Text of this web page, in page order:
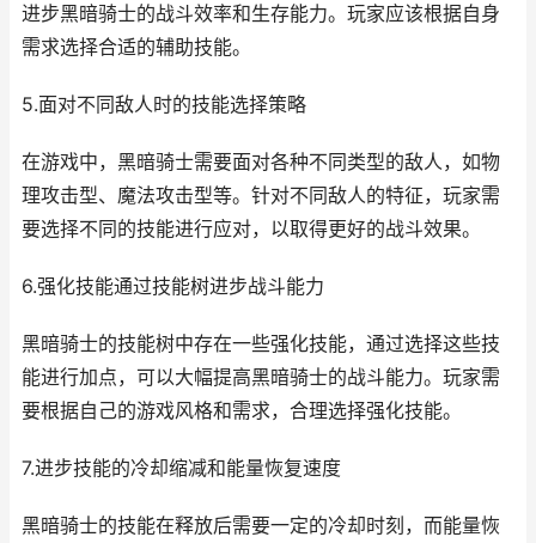
进步黑暗骑士的战斗效率和生存能力。玩家应该根据自身
需求选择合适的辅助技能。
5.面对不同敌人时的技能选择策略
在游戏中，黑暗骑士需要面对各种不同类型的敌人，如物
理攻击型、魔法攻击型等。针对不同敌人的特征，玩家需
要选择不同的技能进行应对，以取得更好的战斗效果。
6.强化技能通过技能树进步战斗能力
黑暗骑士的技能树中存在一些强化技能，通过选择这些技
能进行加点，可以大幅提高黑暗骑士的战斗能力。玩家需
要根据自己的游戏风格和需求，合理选择强化技能。
7.进步技能的冷却缩减和能量恢复速度
黑暗骑士的技能在释放后需要一定的冷却时刻，而能量恢